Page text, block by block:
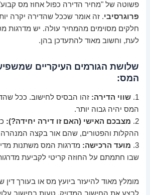
פשוטה של "מחיר הדירה כפול אחוז מס
פרוגרסיבי. זה אומר שככל שהדירה יקרה
חלקים מסוימים מהמחיר עולה. יש מדרגות
לעת, וחשוב מאוד להתעדכן בהן.
שלושת הגורמים העיקריים
המס:
1. שווי הדירה: זהו הבסיס לחישוב. ככל
המס יהיה גבוה יותר.
2. מצבכם האישי (האם זו דירה יחידה?):
ההקלות והפטורים, שהם אור בקצה
3. מועד הרכישה: מדרגות המס משתנות
שבו חתמתם על החוזה קריטי לקביעת
מומלץ מאוד להיעזר ביועץ מס או בעורך
לבצע את החישוב המדויק. טעות בחישוב